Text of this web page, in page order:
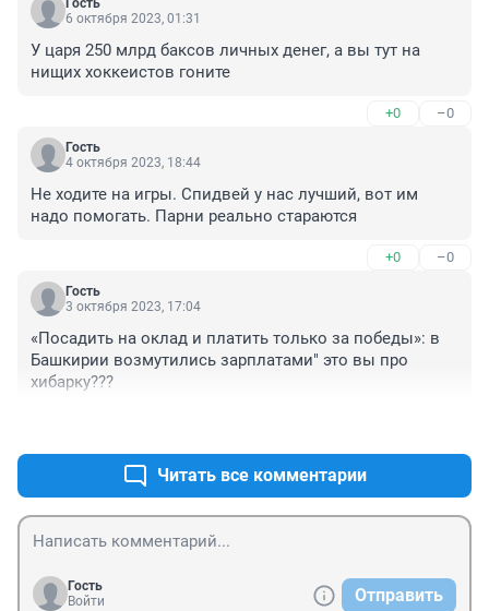
Гость
6 октября 2023, 01:31
У царя 250 млрд баксов личных денег, а вы тут на
нищих хоккеистов гоните
+0 –0
Гость
4 октября 2023, 18:44
Не ходите на игры. Спидвей у нас лучший, вот им
надо помогать. Парни реально стараются
+0 –0
Гость
3 октября 2023, 17:04
«Посадить на оклад и платить только за победы»: в
Башкирии возмутились зарплатами" это вы про
хибарку???
Читать все комментарии
Гость
Войти
Отправить